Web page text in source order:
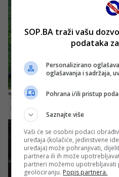
SOP.BA traži vašu
podataka
Personalizirano
oglašavanja i sadržaja,
Pohrana i/ili pristup
Saznajte više
Vaši će se osobni podaci
uređaja (kolačiće, jedinstvene
uređaja) može pohranjivati,
partnera ili ih može
partneri možemo upotrebljavati
geolociranju. Popis partnera.